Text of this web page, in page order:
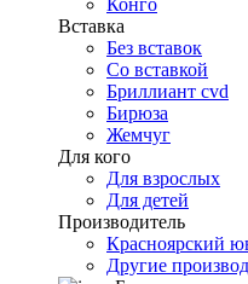
Конго
Вставка
Без вставок
Со вставкой
Бриллиант cvd
Бирюза
Жемчуг
Для кого
Для взрослых
Для детей
Производитель
Красноярский
Другие